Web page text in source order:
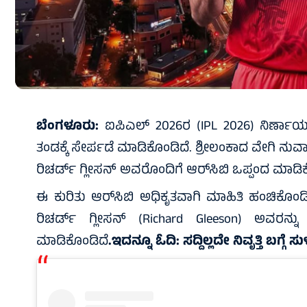
ಬೆಂಗಳೂರು: ಐಪಿಎಲ್ 2026ರ (IPL 2026)
ತಂಡಕ್ಕೆ ಸೇರ್ಪಡೆ ಮಾಡಿಕೊಂಡಿದೆ. ಶ್ರೀಲಂಕಾದ ವೇಗಿ
ರಿಚರ್ಡ್ ಗ್ಲೀಸನ್ ಅವರೊಂದಿಗೆ ಆರ್‌ಸಿಬಿ ಒಪ್ಪಂದ
ಈ ಕುರಿತು ಆರ್‌ಸಿಬಿ ಅಧಿಕೃತವಾಗಿ ಮಾಹಿತಿ
ರಿಚರ್ಡ್ ಗ್ಲೀಸನ್ (Richard Gleeson)
ಮಾಡಿಕೊಂಡಿದೆ.ಇದನ್ನೂ ಓದಿ:ಸದ್ದಿಲ್ಲದೇ ನಿವೃತ್ತಿ ಬಗ್ಗೆ